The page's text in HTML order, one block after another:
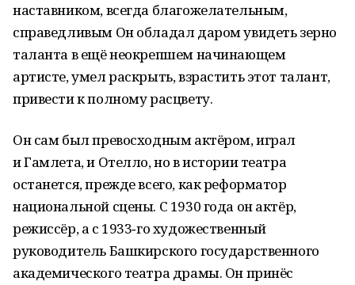
наставником, всегда благожелательным,
справедливым Он обладал даром увидеть зерно
таланта в ещё неокрепшем начинающем
артисте, умел раскрыть, взрастить этот талант,
привести к полному расцвету.
Он сам был превосходным актёром, играл
и Гамлета, и Отелло, но в истории театра
останется, прежде всего, как реформатор
национальной сцены. С 1930 года он актёр,
режиссёр, а с 1933‑го художественный
руководитель Башкирского государственного
академического театра драмы. Он принёс